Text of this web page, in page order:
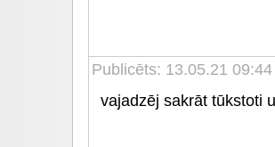
Publicēts: 13.05.21 09:44
vajadzēj sakrāt tūkstoti